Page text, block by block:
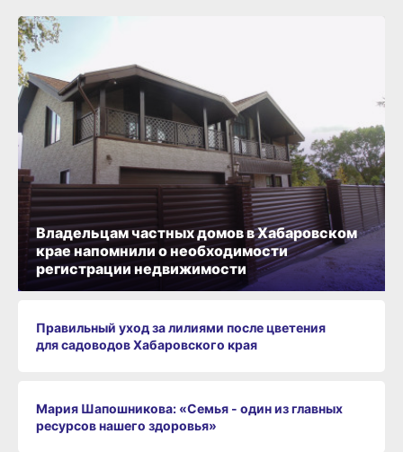
Владельцам частных домов в Хабаровском
крае напомнили о необходимости
регистрации недвижимости
Правильный уход за лилиями после цветения
для садоводов Хабаровского края
Мария Шапошникова: «Семья - один из главных
ресурсов нашего здоровья»